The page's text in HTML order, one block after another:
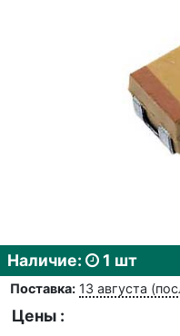
Наличие: 1 шт
Поставка: 13 августа
Цены :